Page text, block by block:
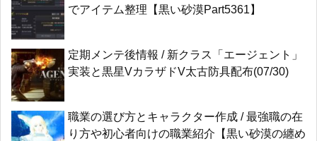
でアイテム整理【黒い砂漠Part5361】
定期メンテ後情報 / 新クラス「エージェント」
実装と黒星VカラザドV太古防具配布(07/30)
職業の選び方とキャラクター作成 / 最強職の在
り方や初心者向けの職業紹介【黒い砂漠の纏め